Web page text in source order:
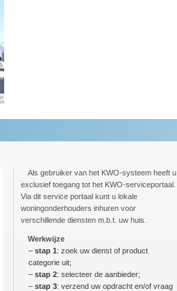
Als gebruiker van het KWO-systeem heeft u
exclusief toegang tot het KWO-serviceportaal.
Via dit service portaal kunt u lokale
woningonderhouders inhuren voor
verschillende diensten m.b.t. uw huis.
Werkwijze
– stap 1: zoek uw dienst of product
categorie uit;
– stap 2: selecteer de aanbieder;
– stap 3: verzend uw opdracht en/of vraag